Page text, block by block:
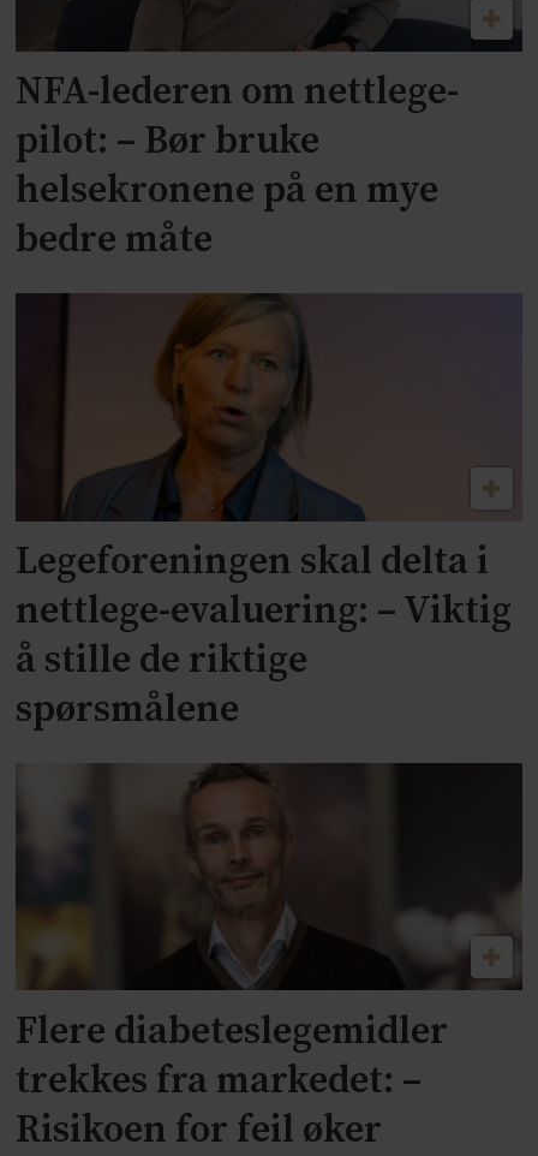
NFA-lederen om nettlege-
pilot: – Bør bruke
helsekronene på en mye
bedre måte
Legeforeningen skal delta i
nettlege-evaluering: – Viktig
å stille de riktige
spørsmålene
Flere diabeteslegemidler
trekkes fra markedet: –
Risikoen for feil øker